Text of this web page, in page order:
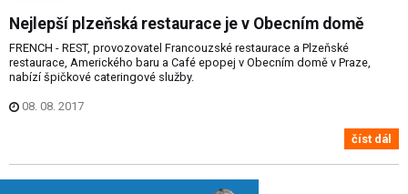
Nejlepší plzeňská restaurace je v Obecním domě
FRENCH - REST, provozovatel Francouzské restaurace a Plzeňské
restaurace, Amerického baru a Café epopej v Obecním domě v Praze,
nabízí špičkové cateringové služby.
08. 08. 2017
číst dál